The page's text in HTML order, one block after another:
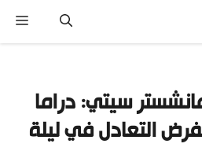
سيتي: دراما
التعادل في ليلة